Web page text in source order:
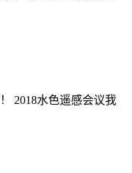
2018水色遥感会议我